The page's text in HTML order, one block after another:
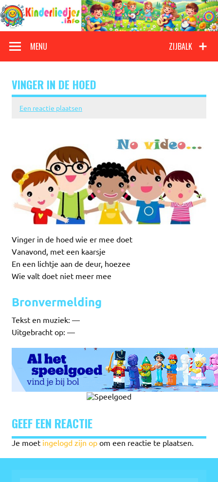
Doorgaan
naar
inhoud
Kinderliedjes
ZIJBALK
MENU
VINGER IN DE HOED
Een reactie plaatsen
Vinger in de hoed wie er mee doet
Vanavond, met een kaarsje
En een lichtje aan de deur, hoezee
Wie valt doet niet meer mee
Bronvermelding
Tekst en muziek: —
Uitgebracht op: —
GEEF EEN REACTIE
Je moet ingelogd zijn op om een reactie te plaatsen.